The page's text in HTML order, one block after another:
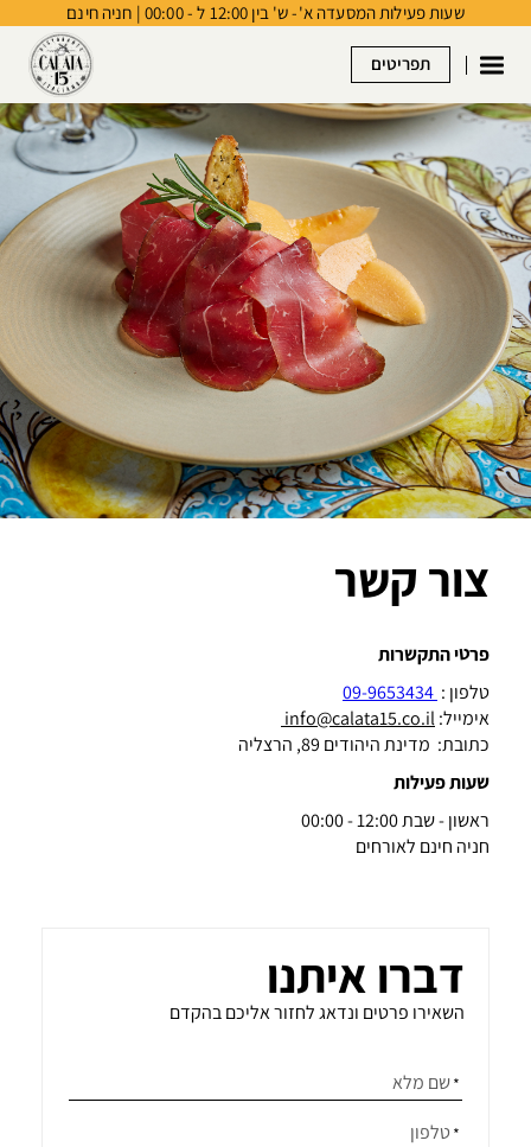
שעות פעילות המסעדה א'- ש' בין 12:00 ל - 00:00 | חניה חינם
תפריטים
צור קשר
פרטי התקשרות
טלפון : 09-9653434
אימייל:info@calata15.co.il
כתובת: מדינת היהודים 89, הרצליה
שעות פעילות
ראשון - שבת 12:00 - 00:00
חניה חינם לאורחים
דברו איתנו
השאירו פרטים ונדאג לחזור אליכם בהקדם
אנא
מלאו
את